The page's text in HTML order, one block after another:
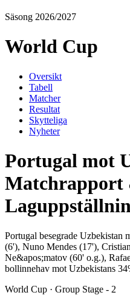
Säsong 2026/2027
World Cup
Oversikt
Tabell
Matcher
Resultat
Skytteliga
Nyheter
Portugal mot
Matchrapport
Portugal besegrade Uzbekistan
(6'), Nuno Mendes (17'),
Ne&apos;matov (60' o.g.),
bollinnehav mot Uzbekistans
World Cup · Group Stage - 2